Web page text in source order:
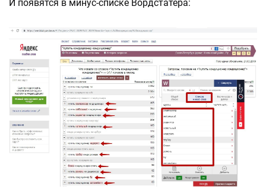
И появятся в минус-списке Вордстатера: